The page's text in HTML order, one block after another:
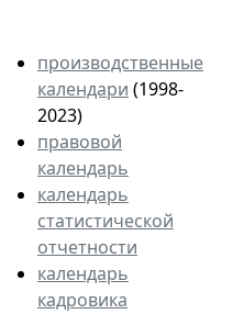
производственные
календари (1998-
2023)
правовой
календарь
календарь
статистической
отчетности
календарь
кадровика